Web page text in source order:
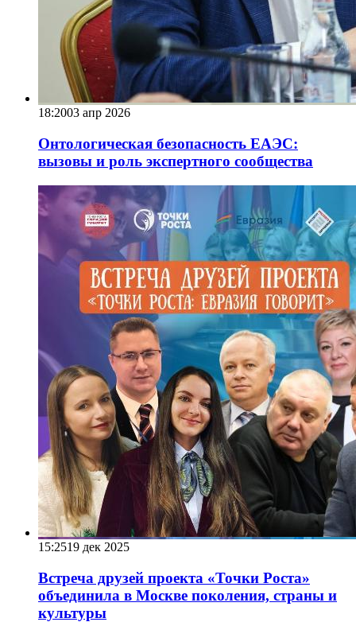
18:2003 апр 2026
Онтологическая безопасность ЕАЭС:
вызовы и роль экспертного сообщества
15:2519 дек 2025
Встреча друзей проекта «Точки Роста»
объединила в Москве поколения, страны и
культуры